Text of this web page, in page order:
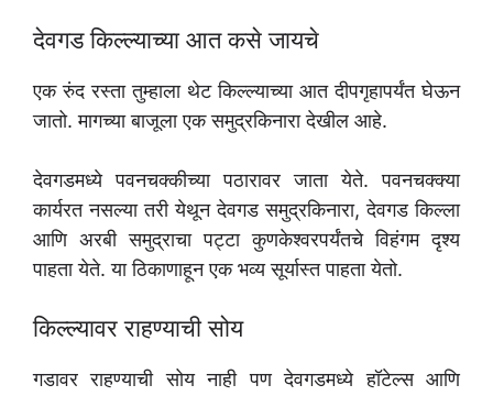
देवगड किल्ल्याच्या आत कसे जायचे
एक रुंद रस्ता तुम्हाला थेट किल्ल्याच्या आत दीपगृहापर्यंत घेऊन
जातो. मागच्या बाजूला एक समुद्रकिनारा देखील आहे.
देवगडमध्ये पवनचक्कीच्या पठारावर जाता येते. पवनचक्क्या
कार्यरत नसल्या तरी येथून देवगड समुद्रकिनारा, देवगड किल्ला
आणि अरबी समुद्राचा पट्टा कुणकेश्वरपर्यंतचे विहंगम दृश्य
पाहता येते. या ठिकाणाहून एक भव्य सूर्यास्त पाहता येतो.
किल्ल्यावर राहण्याची सोय
गडावर राहण्याची सोय नाही पण देवगडमध्ये हॉटेल्स आणि